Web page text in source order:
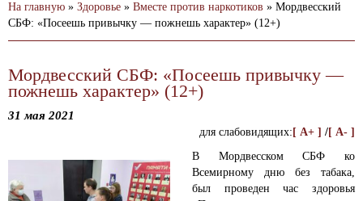
На главную » Здоровье » Вместе против наркотиков » Мордвесский
СБФ: «Посеешь привычку — пожнешь характер» (12+)
Мордвесский СБФ: «Посеешь привычку —
пожнешь характер» (12+)
31 мая 2021
для слабовидящих: [ A+ ] /[ A- ]
В Мордвесском СБФ ко
Всемирному дню без табака,
был проведен час здоровья